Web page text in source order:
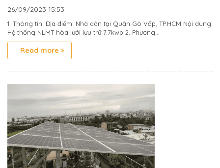
26/09/2023 15:53
1. Thông tin: Địa điểm: Nhà dân tại Quận Gò Vấp, TP.HCM Nội dung:
Hệ thống NLMT hòa lưới lưu trữ 7.7kwp 2. Phương...
Read more